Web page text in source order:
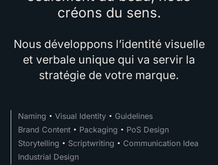
créons du sens.
Nous développons l’identité visuelle
et verbale unique qui va servir la
stratégie de votre marque.
Naming Visual Identity
Guidelines
Brand Content
Packaging
PoS Design
Storytelling
Scriptwriting
Communication Idea
Industrial Design